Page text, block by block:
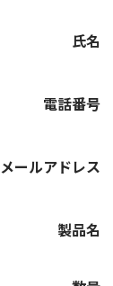
氏名
電話番号
メールアドレス
製品名